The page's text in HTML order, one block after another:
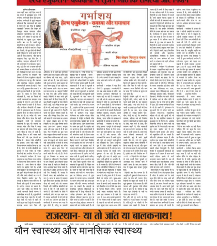
यौन स्वास्थ्य और मानसिक स्वास्थ्य